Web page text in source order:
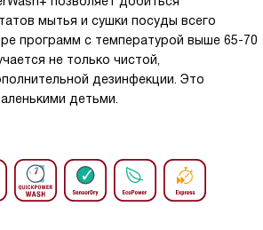
мытья и сушки посуды всего
программ с температурой выше 65-70
не только чистой,
дезинфекции. Это
детьми.